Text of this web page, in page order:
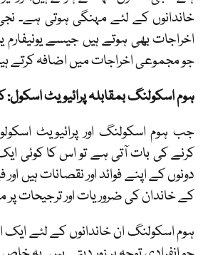
خاندانوں کے لئے مہنگی ہوتی ہے۔
اخراجات بھی ہوتے ہیں جیسے یونیفارم
جو مجموعی اخراجات میں اضافہ کرتے
ہوم اسکولنگ بمقابلہ پرائیویٹ اسکول:
جب ہوم اسکولنگ اور پرائیویٹ
کرنے کی بات آتی ہے تو اس کا کوئی
دونوں کے اپنے فوائد اور نقصانات ہیں
کے خاندان کی ضروریات اور ترجیحات
ہوم اسکولنگ ان خاندانوں کے لئے